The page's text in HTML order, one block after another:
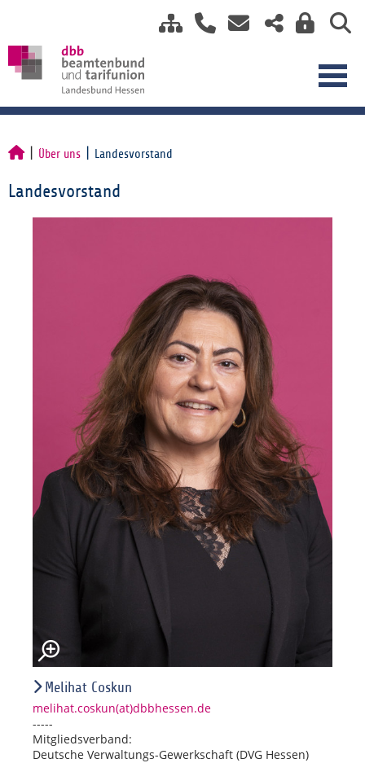
Über uns Landesvorstand
Landesvorstand
Melihat Coskun
melihat.coskun(at)dbbhessen.de
-----
Mitgliedsverband:
Deutsche Verwaltungs-Gewerkschaft (DVG Hessen)